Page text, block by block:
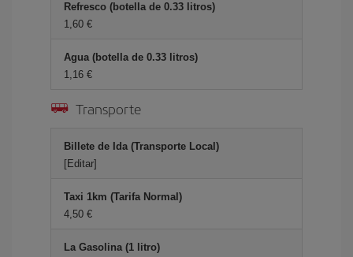
Refresco (botella de 0.33 litros)
1,60 €
Agua (botella de 0.33 litros)
1,16 €
Transporte
Billete de Ida (Transporte Local)
[Editar]
Taxi 1km (Tarifa Normal)
4,50 €
La Gasolina (1 litro)